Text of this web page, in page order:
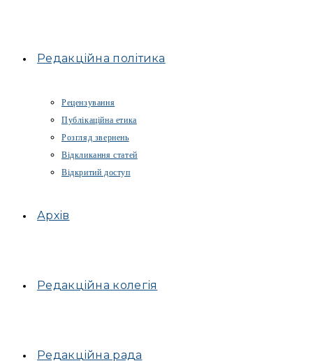
Редакційна політика
Рецензування
Публікаційна етика
Розгляд звернень
Відкликання статей
Відкритий доступ
Архів
Редакційна колегія
Редакційна рада